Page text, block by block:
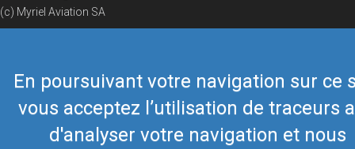
En poursuivant votre navigation sur ce
vous acceptez l’utilisation de traceurs
d'analyser votre navigation et nous
(c) Myriel Aviation SA
© 2019 Airmate -Conditions d'utilisation- Vie privée Back to top